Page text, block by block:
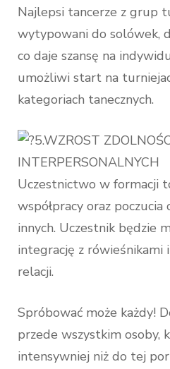
Najlepsi tancerze z grup
wytypowani do solówek,
co daje szansę na
umożliwi start na
kategoriach tanecznych.
5.WZROST
INTERPERSONALNYCH
Uczestnictwo w formacji
współpracy oraz
innych. Uczestnik będzie
integrację z rówieśnikami
relacji.
Spróbować może każdy!
przede wszystkim osoby,
intensywniej niż do tej